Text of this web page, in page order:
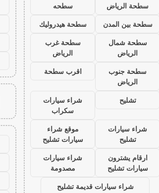
سطحة الرياض
سطحه
سطحة بين المدن
سطحة هيدروليك
سطحة شمال
الرياض
سطحة غرب
الرياض
سطحة جنوب
الرياض
اقرب سطحة
تشليح
شراء سيارات
سكراب
شراء سيارات
تشليح
موقع شراء
سيارات تشليح
ارقام يشترون
سيارات تشليح
شراء سيارات
مصدومة
شراء سيارات قديمة تشليح